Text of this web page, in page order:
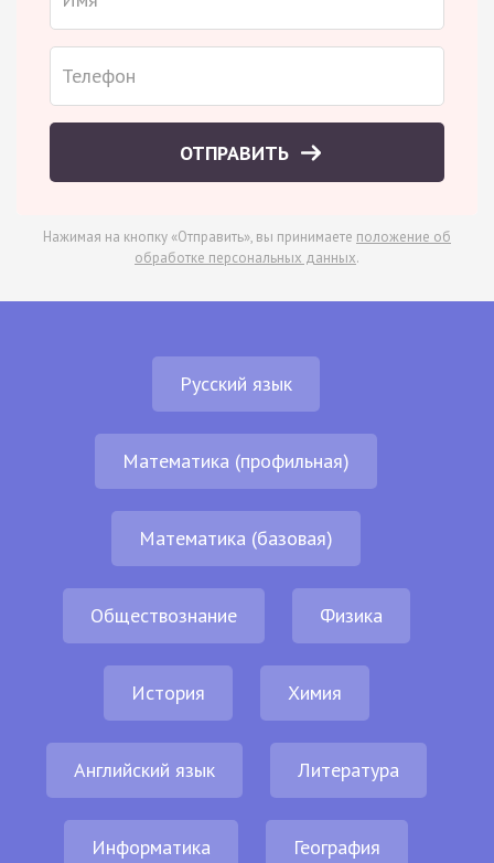
ОТПРАВИТЬ
Нажимая на кнопку «Отправить», вы принимаете положение об
обработке персональных данных.
Русский язык
Математика (профильная)
Математика (базовая)
Обществознание Физика
История Химия
Английский язык Литература
Информатика География